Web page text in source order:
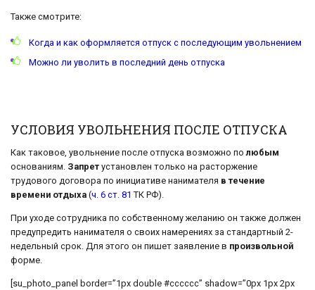
Также смотрите:
Когда и как оформляется отпуск с последующим увольнением
Можно ли уволить в последний день отпуска
УСЛОВИЯ УВОЛЬНЕНИЯ ПОСЛЕ ОТПУСКА
Как таковое, увольнение после отпуска возможно полюбым
основаниям. Запрет установлен только на расторжение
трудового договора по инициативе нанимателя в течение
времени отдыха (ч. 6 ст. 81 ТК РФ).
При уходе сотрудника по собственному желанию он также должен
предупредить нанимателя о своих намерениях за стандартный 2-
недельный срок. Для этого он пишет заявление в произвольной
форме.
[su_photo_panel border=”1px double #cccccc” shadow=”0px 1px 2px